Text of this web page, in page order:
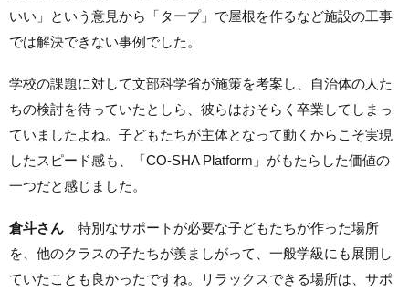
いい」という意見から「タープ」で屋根を作るなど施設の工事
では解決できない事例でした。
学校の課題に対して文部科学省が施策を考案し、自治体の人た
ちの検討を待っていたとしら、彼らはおそらく卒業してしまっ
ていましたよね。子どもたちが主体となって動くからこそ実現
したスピード感も、「CO-SHA Platform」がもたらした価値の
一つだと感じました。
倉斗さん 特別なサポートが必要な子どもたちが作った場所
を、他のクラスの子たちが羨ましがって、一般学級にも展開し
ていたことも良かったですね。リラックスできる場所は、サポ